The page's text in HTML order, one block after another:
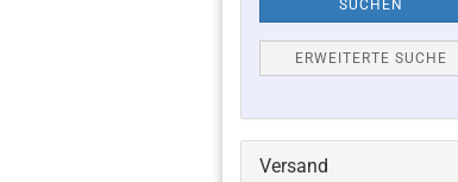
SUCHEN
ERWEITERTE SUCHE
Versand